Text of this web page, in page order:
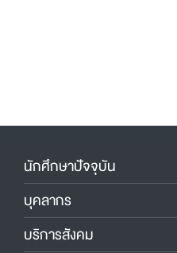
นักศึกษาปัจจุบัน
บุคลากร
บริการสังคม